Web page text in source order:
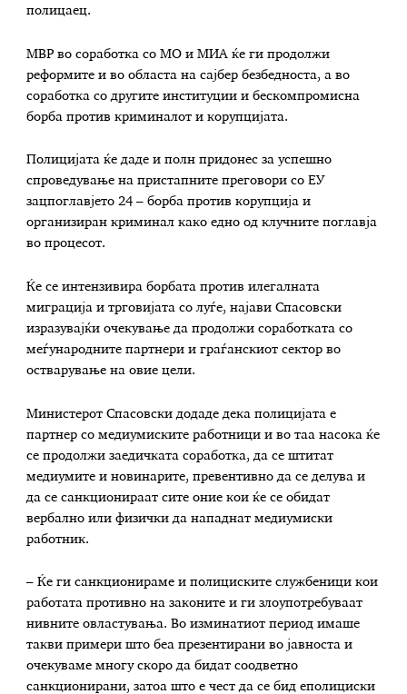
полицаец.
МВР во соработка со МО и МИА ќе ги продолжи
реформите и во областа на сајбер безбедноста, а во
соработка со другите институции и бескомпромисна
борба против криминалот и корупцијата.
Полицијата ќе даде и полн придонес за успешно
спроведување на пристапните преговори со ЕУ
зацпоглавјето 24 – борба против корупција и
организиран криминал како едно од клучните поглавја
во процесот.
Ќе се интензивира борбата против илегалната
миграција и трговијата со луѓе, најави Спасовски
изразувајќи очекување да продолжи соработката со
меѓународните партнери и граѓанскиот сектор во
остварување на овие цели.
Министерот Спасовски додаде дека полицијата е
партнер со медиумиските работници и во таа насока ќе
се продолжи заедичката соработка, да се штитат
медиумите и новинарите, превентивно да се делува и
да се санкционираат сите оние кои ќе се обидат
вербално или физички да нападнат медиумиски
работник.
– Ќе ги санкционираме и полициските службеници кои
работата противно на законите и ги злоупотребуваат
нивните овластувања. Во изминатиот период имаше
такви примери што беа презентирани во јавноста и
очекуваме многу скоро да бидат соодветно
санкционирани, затоа што е чест да се бид еполициски